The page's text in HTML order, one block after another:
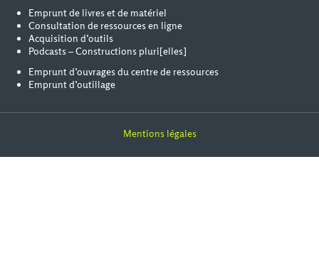
Emprunt de livres et de matériel
Consultation de ressources en ligne
Acquisition d’outils
Podcasts – Constructions pluri[elles]
Emprunt d’ouvrages du centre de ressources
Emprunt d’outillage
Mentions légales